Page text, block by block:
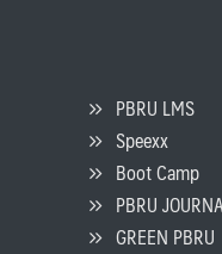
PBRU LMS
Speexx
Boot Camp
PBRU
GREEN PBRU